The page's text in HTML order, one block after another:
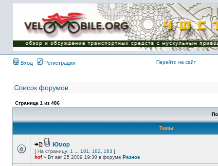
Имя пользователя:
Пароль:
{ LOG_ME_IN_SHORT
}
Вход
Регистрация Перейти на сайт
Список форумов
Страница 1 из 486
Темы
Юмор
[ На страницу: 1 181 182 183 ]
hof» Вт авг 25 2009 19:30 в форуме Разное